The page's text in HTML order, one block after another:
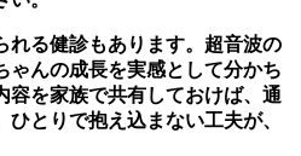
れる健診もあります。超音波の
ゃんの成長を実感として分かち
容を家族で共有しておけば、通
とりで抱え込まない工夫が、